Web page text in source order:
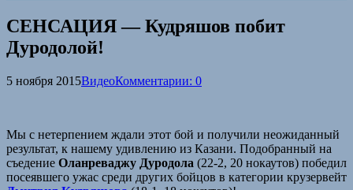
СЕНСАЦИЯ — Кудряшов побит
Дуродолой!
5 ноября 2015ВидеоКомментарии: 0
Мы с нетерпением ждали этот бой и получили неожиданный
результат, к нашему удивлению из Казани. Подобранный на
съедение Оланреваджу Дуродола (22-2, 20 нокаутов) победил
посеявшего ужас среди других бойцов в категории крузервейт